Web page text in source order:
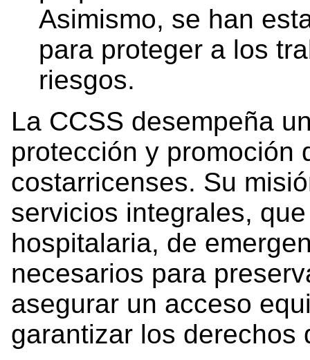
Asimismo, se han
para proteger a los
riesgos.
La CCSS desempeña
protección y promoción
costarricenses. Su
servicios integrales,
hospitalaria, de
necesarios para
asegurar un acceso
garantizar los derechos